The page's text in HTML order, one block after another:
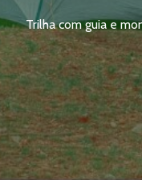
Trilha com guia e